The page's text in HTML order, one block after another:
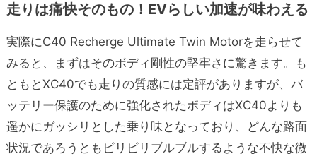
走りは痛快そのもの！EVらしい加速が味わえる
実際にC40 Recherge Ultimate Twin Motorを走らせて
みると、まずはそのボディ剛性の堅牢さに驚きます。も
ともとXC40でも走りの質感には定評がありますが、バ
ッテリー保護のために強化されたボディはXC40よりも
遥かにガッシリとした乗り味となっており、どんな路面
状況であろうともビリビリブルブルするような不快な微